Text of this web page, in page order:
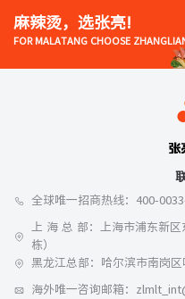
麻辣烫，选张亮!
FOR MALATANG CHOOSE
全球唯一招商热线：400-
上 海 总 部：上海市浦东新
栋）
黑龙江总部：哈尔滨市南岗
海外唯一咨询邮箱：